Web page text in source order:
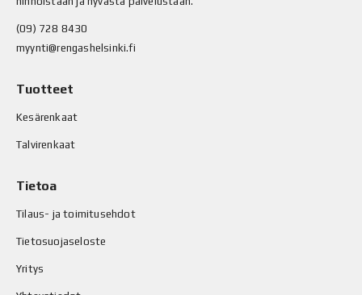
(09) 728 8430
myynti@rengashelsinki.fi
Tuotteet
Kesärenkaat
Talvirenkaat
Tietoa
Tilaus- ja toimitusehdot
Tietosuojaseloste
Yritys